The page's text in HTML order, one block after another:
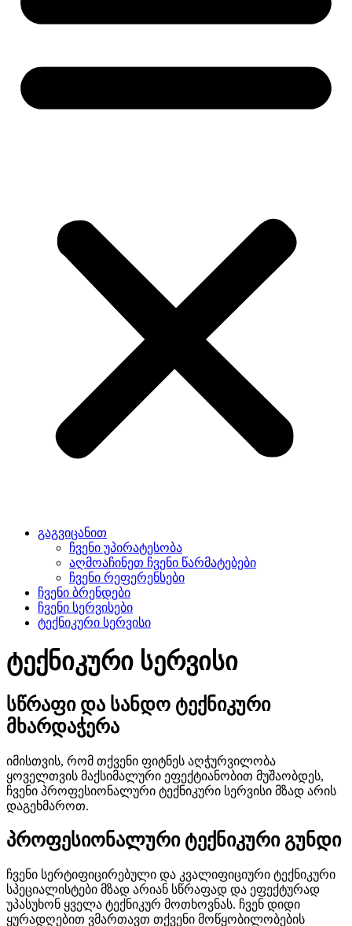
გაგვიცანით
ჩვენი უპირატესობა
აღმოაჩინეთ ჩვენი წარმატებები
ჩვენი რეფერენსები
ჩვენი ბრენდები
ჩვენი სერვისები
ტექნიკური სერვისი
ტექნიკური სერვისი
სწრაფი და სანდო ტექნიკური
მხარდაჭერა
იმისთვის, რომ თქვენი ფიტნეს აღჭურვილობა
ყოველთვის მაქსიმალური ეფექტიანობით მუშაობდეს,
ჩვენი პროფესიონალური ტექნიკური სერვისი მზად არის
დაგეხმაროთ.
პროფესიონალური ტექნიკური გუნდი
ჩვენი სერტიფიცირებული და კვალიფიციური ტექნიკური
სპეციალისტები მზად არიან სწრაფად და ეფექტურად
უპასუხონ ყველა ტექნიკურ მოთხოვნას. ჩვენ დიდი
ყურადღებით ვმართავთ თქვენი მოწყობილობების